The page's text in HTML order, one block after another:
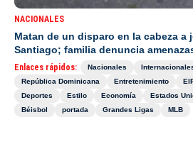
NACIONALES
Matan de un disparo en la cabeza a
Santiago; familia denuncia
Enlaces rápidos: Nacionales
República Dominicana
Entretenimiento
Deportes
Estilo Economía Estados
Béisbol
portada Grandes Ligas MLB